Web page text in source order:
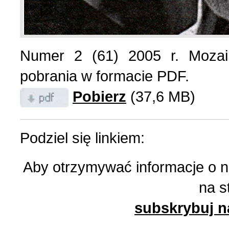
List do redakcji (7)
Literatura (2)
Losy Polaków
Losy rodzin polskich (3)
Mozaika na wsi (1)
Mozaika w PDF (47)
1 (156) 2024 r. (5)
4 (155) 2023 r. (1)
3 (154) 2023 r. (1)
2 (153) 2023 r. (1)
1 (152) 2023 r. (9)
4 (151) 2022 r. (2)
Numer 2 (61) 2005 r.
pobrania w formacie PDF.
Pobierz (37,6 MB)
Podziel się linkiem:
Aby otrzymywać informacje o
na
subskrybuj